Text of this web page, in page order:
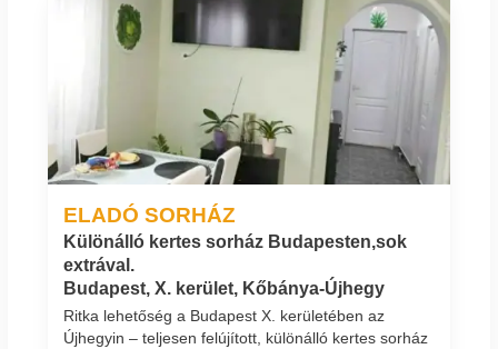
ELADÓ SORHÁZ
Különálló kertes sorház Budapesten,sok
extrával.
Budapest, X. kerület, Kőbánya-Újhegy
Ritka lehetőség a Budapest X. kerületében az
Újhegyin – teljesen felújított, különálló kertes sorház